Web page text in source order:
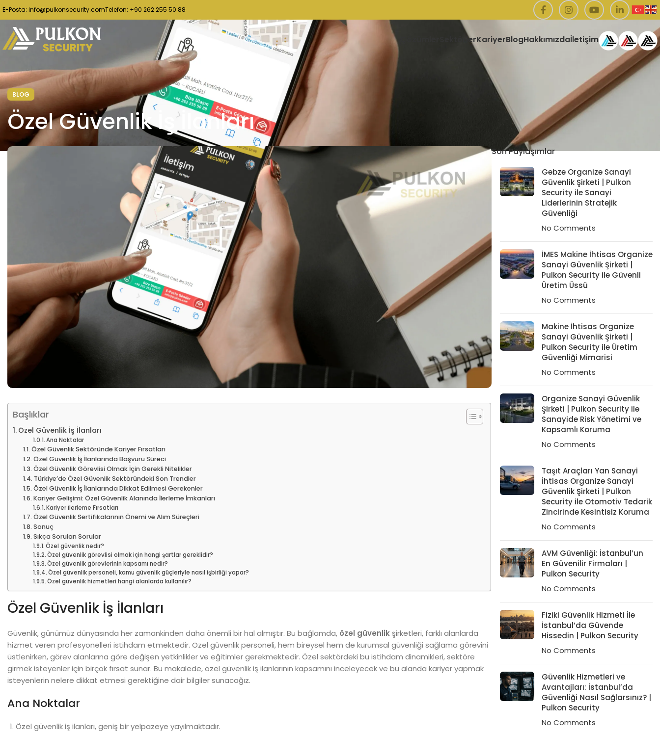
E-Posta: info@pulkonsecurity.comTelefon: +90 262 255 50 88
SektörlerKariyerBlogHakkımızdaİletişim
BLOG
Özel Güvenlik İş İlanları
Başlıklar
Özel Güvenlik İş İlanları
Ana Noktalar
Özel Güvenlik Sektöründe Kariyer Fırsatları
Özel Güvenlik İş İlanlarında Başvuru Süreci
Özel Güvenlik Görevlisi Olmak İçin Gerekli Nitelikler
Türkiye’de Özel Güvenlik Sektöründeki Son Trendler
Özel Güvenlik İş İlanlarında Dikkat Edilmesi Gerekenler
Kariyer Gelişimi: Özel Güvenlik Alanında İlerleme İmkanları
Kariyer İlerleme Fırsatları
Özel Güvenlik Sertifikalarının Önemi ve Alım Süreçleri
Sonuç
Sıkça Sorulan Sorular
Özel güvenlik nedir?
Özel güvenlik görevlisi olmak için hangi şartlar gereklidir?
Özel güvenlik görevlerinin kapsamı nedir?
Özel güvenlik personeli, kamu güvenlik güçleriyle nasıl işbirliği yapar?
Özel güvenlik hizmetleri hangi alanlarda kullanılır?
Özel Güvenlik İş İlanları
Güvenlik, günümüz dünyasında her zamankinden daha önemli bir hal almıştır. Bu bağlamda, özel güvenlik şirketleri, farklı alanlarda
hizmet veren profesyonelleri istihdam etmektedir. Özel güvenlik personeli, hem bireysel hem de kurumsal güvenliği sağlama görevini
üstlenirken, görev alanlarına göre değişen yetkinlikler ve eğitimler gerekmektedir. Özel sektördeki bu istihdam dinamikleri, sektöre
girmek isteyenler için birçok fırsat sunar. Bu makalede, özel güvenlik iş ilanlarının kapsamını inceleyecek ve bu alanda kariyer yapmak
isteyenlerin nelere dikkat etmesi gerektiğine dair bilgiler sunacağız.
Ana Noktalar
Özel güvenlik iş ilanları, geniş bir yelpazeye yayılmaktadır.
Son Paylaşımlar
Gebze Organize Sanayi
Güvenlik Şirketi | Pulkon
Security ile Sanayi
Liderlerinin Stratejik
Güvenliği
No Comments
İMES Makine İhtisas Organize
Sanayi Güvenlik Şirketi |
Pulkon Security ile Güvenli
Üretim Üssü
No Comments
Makine İhtisas Organize
Sanayi Güvenlik Şirketi |
Pulkon Security ile Üretim
Güvenliği Mimarisi
No Comments
Organize Sanayi Güvenlik
Şirketi | Pulkon Security ile
Sanayide Risk Yönetimi ve
Kapsamlı Koruma
No Comments
Taşıt Araçları Yan Sanayi
İhtisas Organize Sanayi
Güvenlik Şirketi | Pulkon
Security ile Otomotiv Tedarik
Zincirinde Kesintisiz Koruma
No Comments
AVM Güvenliği: İstanbul’un
En Güvenilir Firmaları |
Pulkon Security
No Comments
Fiziki Güvenlik Hizmeti İle
İstanbul’da Güvende
Hissedin | Pulkon Security
No Comments
Güvenlik Hizmetleri ve
Avantajları: İstanbul’da
Güvenliği Nasıl Sağlarsınız? |
Pulkon Security
No Comments